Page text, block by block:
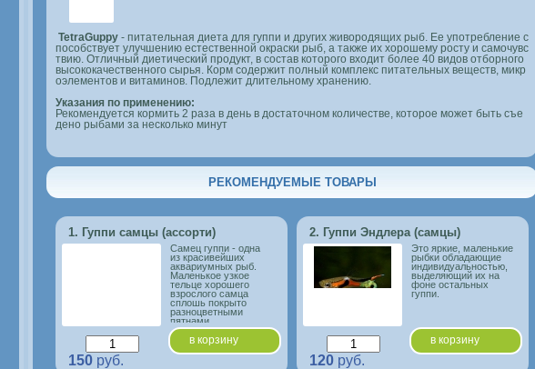
TetraGuppy - питательная диета для гуппи и других живородящих рыб. Ее употребление с
пособствует улучшению естественной окраски рыб, а также их хорошему росту и самочувс
твию. Отличный диетический продукт, в состав которого входит более 40 видов отборного
высококачественного сырья. Корм содержит полный комплекс питательных веществ, микр
оэлементов и витаминов. Подлежит длительному хранению.
Указания по применению:
Рекомендуется кормить 2 раза в день в достаточном количестве, которое может быть съе
дено рыбами за несколько минут
РЕКОМЕНДУЕМЫЕ ТОВАРЫ
1. Гуппи самцы (ассорти)
Самец гуппи - одна
из красивейших
аквариумных рыб.
Маленькое узкое
тельце хорошего
взрослого самца
сплошь покрыто
разноцветными
пятнами.
150 руб.
в корзину
2. Гуппи Эндлера (самцы)
Это яркие, маленькие
рыбки обладающие
индивидуальностью,
выделяющий их на
фоне остальных
гуппи.
120 руб.
в корзину